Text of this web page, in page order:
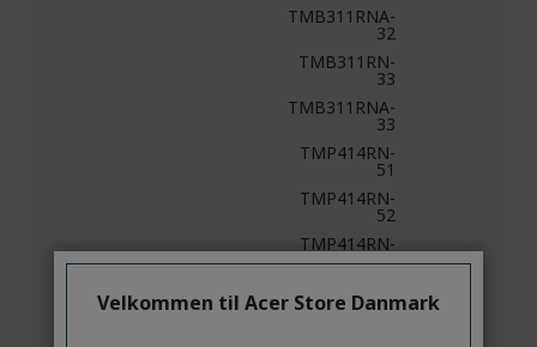
TMB311RNA-
32
TMB311RN-
33
TMB311RNA-
33
TMP414RN-
51
TMP414RN-
52
TMP414RN-
53
52
Velkommen til Acer Store Danmark